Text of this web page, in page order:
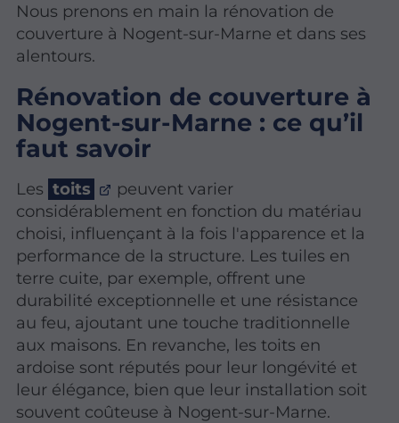
Nous prenons en main la rénovation de
couverture à Nogent-sur-Marne et dans ses
alentours.
Rénovation de couverture à
Nogent-sur-Marne : ce qu’il
faut savoir
Les toits
peuvent varier
considérablement en fonction du matériau
choisi, influençant à la fois l'apparence et la
performance de la structure. Les tuiles en
terre cuite, par exemple, offrent une
durabilité exceptionnelle et une résistance
au feu, ajoutant une touche traditionnelle
aux maisons. En revanche, les toits en
ardoise sont réputés pour leur longévité et
leur élégance, bien que leur installation soit
souvent coûteuse à Nogent-sur-Marne.